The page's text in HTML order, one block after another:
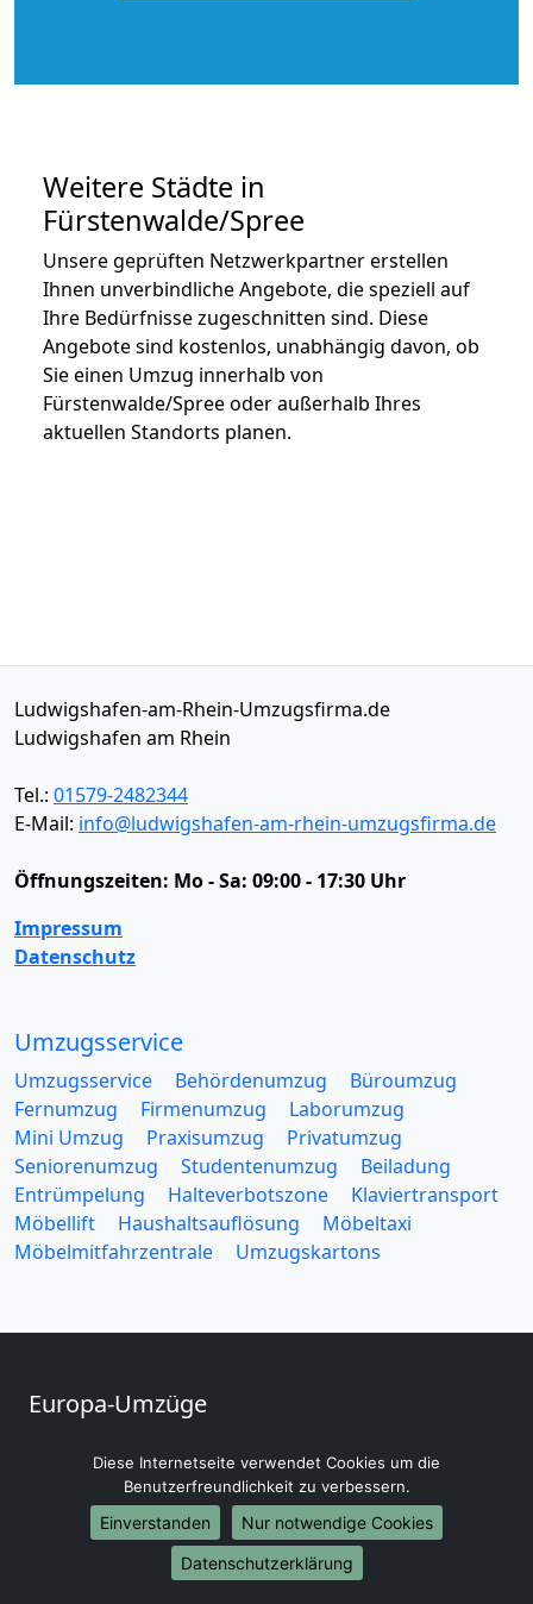
Weitere Städte in
Fürstenwalde/Spree
Unsere geprüften Netzwerkpartner erstellen
Ihnen unverbindliche Angebote, die speziell auf
Ihre Bedürfnisse zugeschnitten sind. Diese
Angebote sind kostenlos, unabhängig davon, ob
Sie einen Umzug innerhalb von
Fürstenwalde/Spree oder außerhalb Ihres
aktuellen Standorts planen.
Ludwigshafen-am-Rhein-Umzugsfirma.de
Ludwigshafen am Rhein
Tel.: 01579-2482344
E-Mail: info@ludwigshafen-am-rhein-umzugsfirma.de
Öffnungszeiten: Mo - Sa: 09:00 - 17:30 Uhr
Impressum
Datenschutz
Umzugsservice
Umzugsservice Behördenumzug
Büroumzug
Fernumzug
Firmenumzug
Laborumzug
Mini Umzug
Praxisumzug
Privatumzug
Seniorenumzug
Studentenumzug
Beiladung
Entrümpelung
Halteverbotszone
Klaviertransport
Möbellift
Haushaltsauflösung
Möbeltaxi
Möbelmitfahrzentrale
Umzugskartons
Europa-Umzüge
Umzug von Ludwigshafen am Rhein nach Belgien
Umzug von Ludwigshafen am Rhein nach Bulgarien
Umzug von Ludwigshafen am Rhein nach Dänemark
Umzug von Ludwigshafen am Rhein nach England
Umzug von Ludwigshafen am Rhein nach Portugal
Diese Internetseite verwendet Cookies um die
Benutzerfreundlichkeit zu verbessern.
Einverstanden
Nur notwendige Cookies
Datenschutzerklärung